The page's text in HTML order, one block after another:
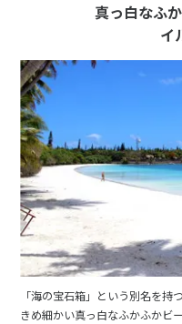
真っ白なふ
イ
「海の宝石箱」という別名を持
きめ細かい真っ白なふかふかビ